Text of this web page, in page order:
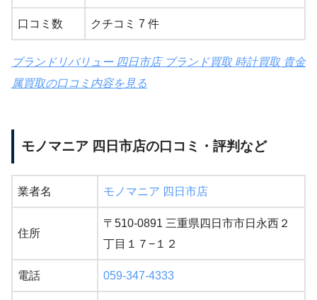
口コミ数 クチコミ 7 件
ブランドリバリュー 四日市店 ブランド買取 時計買取 貴金
属買取の口コミ内容を見る
モノマニア 四日市店の口コミ・評判など
業者名 モノマニア 四日市店
住所
〒510-0891 三重県四日市市日永西２
丁目１７−１２
電話 059-347-4333